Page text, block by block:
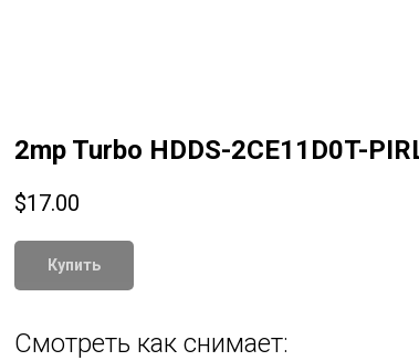
2mp Turbo HDDS-2CE11D0T-
$17.00
Купить
Смотреть как снимает: